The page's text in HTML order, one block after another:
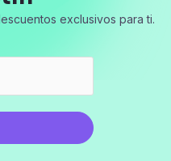
exclusivos para ti.